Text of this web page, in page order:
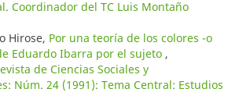
Coordinador del TC Luis Montaño
Hirose, Por una teoría de los colores -o
Eduardo Ibarra por el sujeto ,
de Ciencias Sociales y
Núm. 24 (1991): Tema Central: Estudios